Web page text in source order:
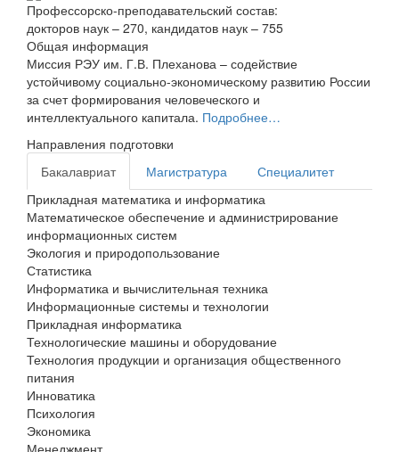
Профессорско-преподавательский состав:
докторов наук – 270, кандидатов наук – 755
Общая информация
Миссия РЭУ им. Г.В. Плеханова – содействие
устойчивому социально-экономическому развитию России
за счет формирования человеческого и
интеллектуального капитала. Подробнее…
Направления подготовки
Бакалавриат
Магистратура
Специалитет
Прикладная математика и информатика
Математическое обеспечение и администрирование
информационных систем
Экология и природопользование
Статистика
Информатика и вычислительная техника
Информационные системы и технологии
Прикладная информатика
Технологические машины и оборудование
Технология продукции и организация общественного
питания
Инноватика
Психология
Экономика